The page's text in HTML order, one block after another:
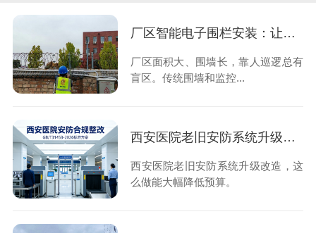
厂区智能电子围栏安装：让入侵止于触碰的第一时间
厂区面积大、围墙长，靠人巡逻总有
盲区。传统围墙和监控...
西安医院老旧安防系统升级改造，这么做能大幅降低预算
西安医院老旧安防系统升级改造，这
么做能大幅降低预算。